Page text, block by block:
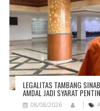
LEGALITAS TAMBANG
AMDAL JADI SYARAT
08/08/2026